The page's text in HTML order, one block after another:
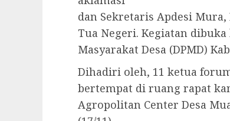
dan Sekretaris Apdesi Mura,
Tua Negeri. Kegiatan
Masyarakat Desa (DPMD)
Dihadiri oleh, 11 ketua
bertempat di ruang rapat
Agropolitan Center Desa